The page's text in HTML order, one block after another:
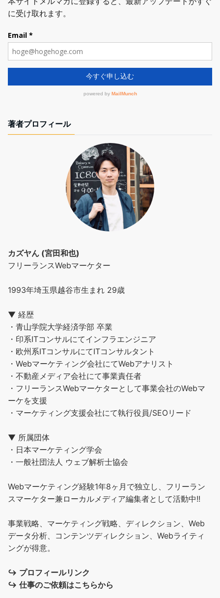
著者プロフィール
カズヤん (宮田和也)
フリーランスWebマーケター
1993年埼玉県越谷市生まれ 29歳
▼ 経歴
・青山学院大学経済学部 卒業
・印系ITコンサルにてインフラエンジニア
・欧州系ITコンサルにてITコンサルタント
・Webマーケティング会社にてWebアナリスト
・不動産メディア会社にて事業責任者
・フリーランスWebマーケターとして事業会社のWebマ
ーケを支援
・マーケティング支援会社にて執行役員/SEOリード
▼ 所属団体
・日本マーケティング学会
・一般社団法人 ウェブ解析士協会
Webマーケティング経験1年8ヶ月で独立し、フリーラン
スマーケター兼ローカルメディア編集者として活動中!!
事業戦略、マーケティング戦略、ディレクション、Web
データ分析、コンテンツディレクション、Webライティ
ングが得意。
↪︎ プロフィールリンク
↪︎ 仕事のご依頼はこちらから